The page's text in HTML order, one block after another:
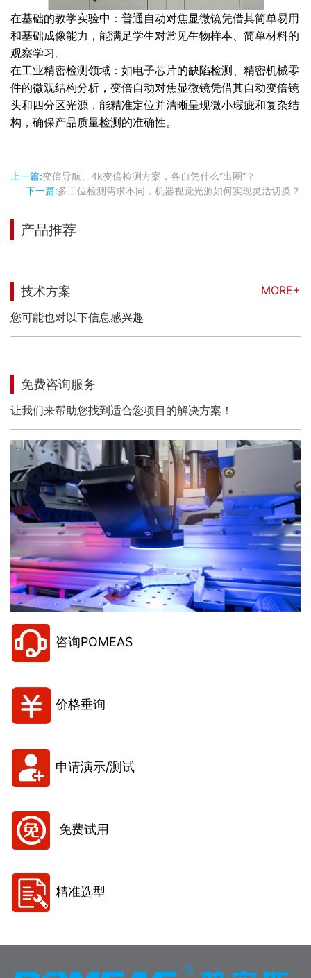
在基础的教学实验中：普通自动对焦显微镜凭借其简单易用
和基础成像能力，能满足学生对常见生物样本、简单材料的
观察学习。
在工业精密检测领域：如电子芯片的缺陷检测、精密机械零
件的微观结构分析，变倍自动对焦显微镜凭借其自动变倍镜
头和四分区光源，能精准定位并清晰呈现微小瑕疵和复杂结
构，确保产品质量检测的准确性。
上一篇:变倍导航、4k变倍检测方案，各自凭什么“出圈”？
下一篇:多工位检测需求不同，机器视觉光源如何实现灵活切换？
产品推荐
技术方案
MORE+
您可能也对以下信息感兴趣
免费咨询服务
让我们来帮助您找到适合您项目的解决方案！
咨询POMEAS
价格垂询
申请演示/测试
免费试用
精准选型